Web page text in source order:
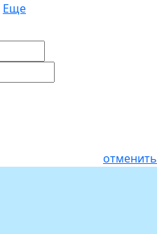
Еще
отменить